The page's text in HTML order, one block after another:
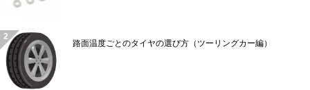
路面温度ごとのタイヤの選び方（ツーリングカー編）